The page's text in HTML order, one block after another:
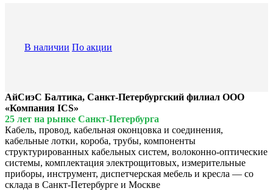
В наличии По акции
АйСиэС Балтика, Санкт-Петербургский филиал ООО
«Компания ICS»
25 лет на рынке Санкт-Петербурга
Кабель, провод, кабельная оконцовка и соединения,
кабельные лотки, короба, трубы, компоненты
структурированных кабельных систем, волоконно-оптические
системы, комплектация электрощитовых, измерительные
приборы, инструмент, диспетчерская мебель и кресла — со
склада в Санкт-Петербурге и Москве